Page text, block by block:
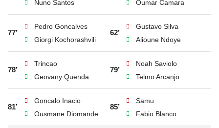
Nuno Santos Oumar Camara
77’
Pedro Goncalves
Giorgi Kochorashvili
62’
Gustavo Silva
Alioune Ndoye
78’
Trincao
Geovany Quenda
79’
Noah Saviolo
Telmo Arcanjo
81’
Goncalo Inacio
Ousmane Diomande
85’
Samu
Fabio Blanco